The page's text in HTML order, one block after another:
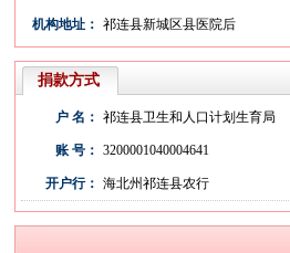
机构地址： 祁连县新城区县医院后
捐款方式
户 名： 祁连县卫生和人口计划生育局
账 号： 3200001040004641
开户行： 海北州祁连县农行